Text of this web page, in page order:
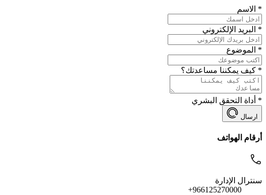
* الاسم
* البريد الإلكتروني
* الموضوع
* كيف يمكننا مساعدتك؟
* أداة التحقق البشري
ارسال
أرقام الهواتف
سنترال الإدارة
966125270000+